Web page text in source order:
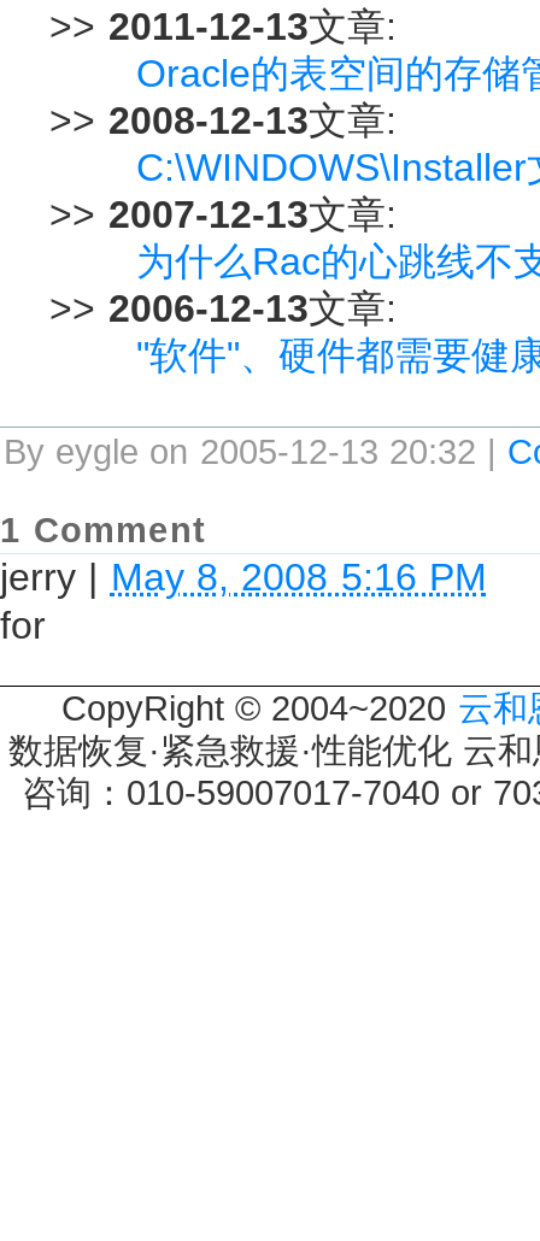
>> 2011-12-13文章:
Oracle的表空间的存储
>> 2008-12-13文章:
>> 2007-12-13文章:
为什么Rac的心跳线不
>> 2006-12-13文章:
"软件"、硬件都需要健
By eygle on 2005-12-13 20:32 |
1 Comment
jerry | May 8, 2008 5:16 PM
for
CopyRight © 2004~2020 云和
数据恢复·紧急救援·性能优化 云
咨询：010-59007017-7040 or